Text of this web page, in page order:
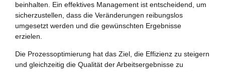
beinhalten. Ein effektives Management ist entscheidend, um
sicherzustellen, dass die Veränderungen reibungslos
umgesetzt werden und die gewünschten Ergebnisse
erzielen.
Die Prozessoptimierung hat das Ziel, die Effizienz zu steigern
und gleichzeitig die Qualität der Arbeitsergebnisse zu